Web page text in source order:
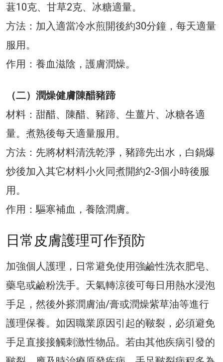
葚10克、甘草2克、冰糖適量。
方法：加入適當冷水煎開後約30分鐘，每天適量
服用。
作用：養血滋陰，護膚潤燥。
（二）潤燥健膚陳醋豬蹄
材料：甜醋、陳醋、豬蹄、生薑片、冰糖各適
量。煮熟後每天適量服用。
方法：先將材料清洗乾淨，豬蹄先出水，白鍋爆
炒後加入其它材料小火同煮開約2-3個小時後服
用。
作用：驅寒補血，養陰潤膚。
日常皮膚護理可作預防
加強個人護理，日常避免使用強鹼性洗衣肥皂、
藥皂或鹼粉洗手。天氣轉涼後可每日用熱水浸泡
手足，然後外搽潤膚油/膏或潤燥紫草油等進行
護理保養。如因職業原因引起的皸裂，必須避免
手足直接接觸刺激性物品。若由其他疾病引發的